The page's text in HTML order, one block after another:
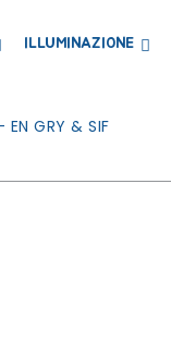
ILLUMINAZIONE
GRY & SIF